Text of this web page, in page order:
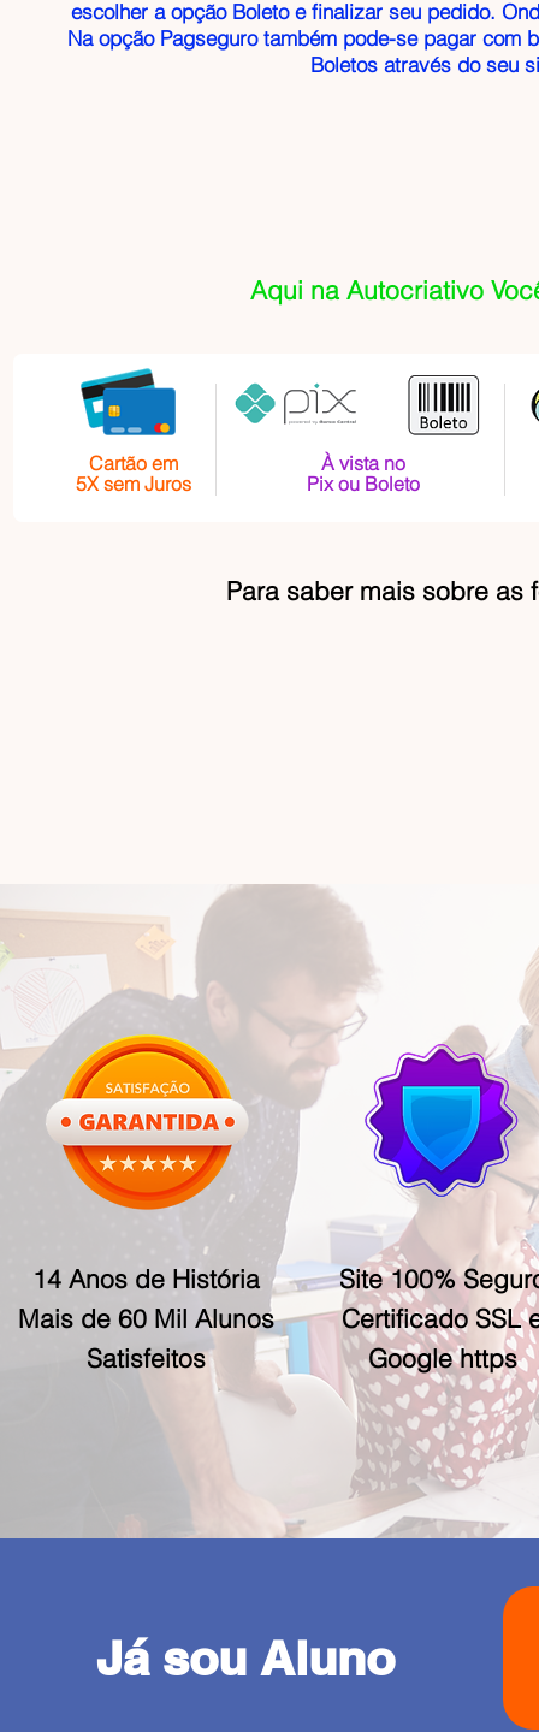
escolher a opção Boleto e finalizar seu pedido.
Na opção Pagseguro também pode-se pagar com
Boletos através do seu
Aqui na Autocriativo
Cartão em
5X sem Juros
À vista no
Pix ou Boleto
Para saber mais sobre
14 Anos de História
Mais de 60 Mil Alunos
Satisfeitos
Site 100%
Certificado SSL
Google https
Já sou Aluno